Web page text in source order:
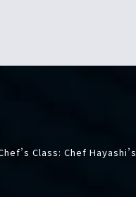
Class: Chef Hayashi’s